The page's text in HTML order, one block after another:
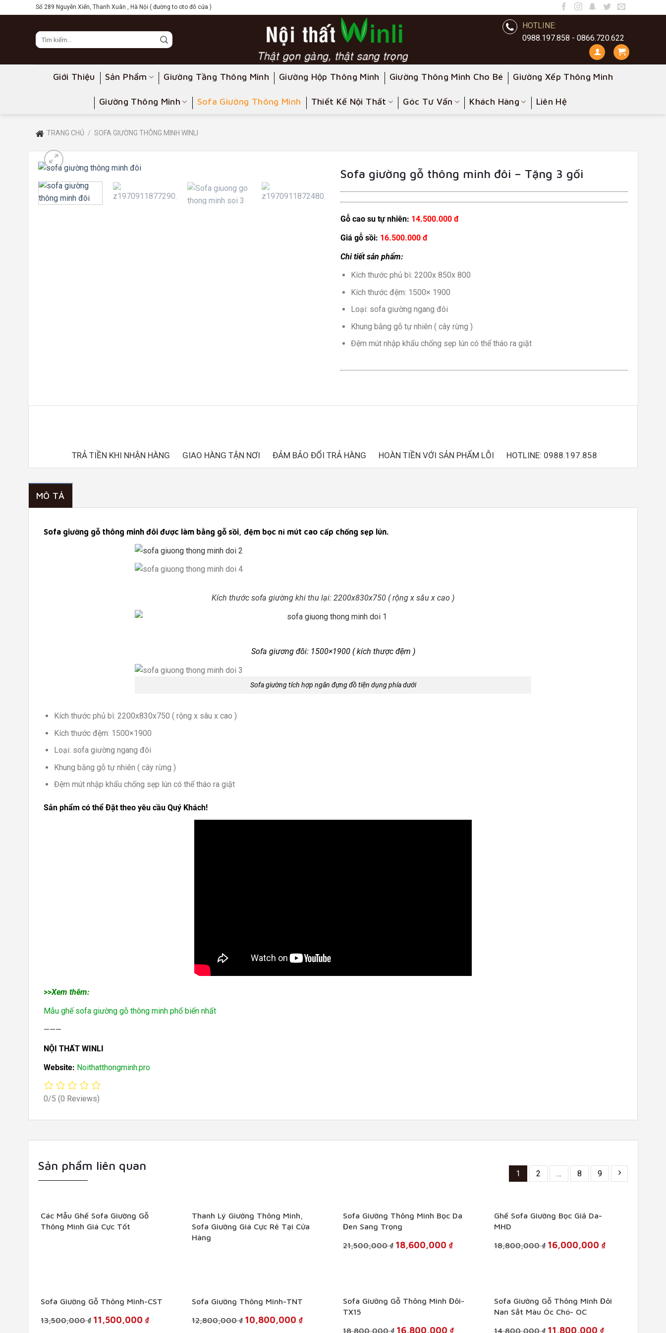
to
Số 289 Nguyễn Xiển, Thanh Xuân , Hà Nội ( đường to oto đỗ cửa )
HOTLINE:
0988.197.858 - 0866.720.622
Giới Thiệu Sản Phẩm Giường Tầng Thông Minh Giường Hộp Thông Minh Giường Thông Minh Cho Bé Giường Xếp Thông Minh
Giường Thông Minh Sofa Giường Thông Minh Thiết Kế Nội Thất Góc Tư Vấn Khách Hàng Liên Hệ
TRANG CHỦ / SOFA GIƯỜNG THÔNG MINH WINLI
Sofa giường gỗ thông minh đôi – Tặng 3 gối
Gỗ cao su tự nhiên: 14.500.000 đ
Giá gỗ sồi: 16.500.000 đ
Chi tiết sản phẩm:
Kích thước phủ bì: 2200x 850x 800
Kích thước đệm: 1500× 1900
Loại: sofa giường ngang đôi
Khung bằng gỗ tự nhiên ( cây rừng )
Đệm mút nhập khẩu chống sẹp lún có thể tháo ra giặt
TRẢ TIỀN KHI NHẬN HÀNG GIAO HÀNG TẬN NƠI ĐẢM BẢO ĐỔI TRẢ HÀNG HOÀN TIỀN VỚI SẢN PHẨM LỖI HOTLINE: 0988.197.858
MÔ TẢ
Sofa giường gỗ thông minh đôi được làm bằng gỗ sồi, đệm bọc nỉ mút cao cấp chống sẹp lún.
Kích thước sofa giường khi thu lại: 2200x830x750 ( rộng x sâu x cao )
Sofa giương đôi: 1500×1900 ( kích thược đệm )
Sofa giường tích hợp ngăn đựng đồ tiện dụng phía dưới
Kích thước phủ bì: 2200x830x750 ( rộng x sâu x cao )
Kích thước đệm: 1500×1900
Loại: sofa giường ngang đôi
Khung bằng gỗ tự nhiên ( cây rừng )
Đệm mút nhập khẩu chống sẹp lún có thể tháo ra giặt
Sản phẩm có thể Đặt theo yêu cầu Quý Khách!
>>Xem thêm:
Mẫu ghế sofa giường gỗ thông minh phổ biến nhất
———
NỘI THẤT WINLI
Website: Noithatthongminh.pro
0/5 (0 Reviews)
Sản phẩm liên quan
1 2 … 8 9
Các Mẫu Ghế Sofa Giường Gỗ
Thông Minh Giá Cực Tốt
Thanh Lý Giường Thông Minh,
Sofa Giường Giá Cực Rẻ Tại Cửa
Hàng
Sofa Giường Thông Minh Bọc Da
Đen Sang Trọng
21,500,000₫ Original
price
18,600,000 ₫Current
Ghế Sofa Giường Bọc Giả Da-
MHD
18,800,000₫ Original
price
16,000,000 ₫Current
Sofa Giường Gỗ Thông Minh-CST
13,500,000₫ Original
price
11,500,000 ₫Current
Sofa Giường Thông Minh-TNT
12,800,000₫ Original
price
10,800,000 ₫Current
Sofa Giường Gỗ Thông Minh Đôi-
TX15
18,800,000₫ Original
16,800,000 ₫Current
Sofa Giường Gỗ Thông Minh Đôi
Nan Sắt Màu Óc Chó- OC
14,800,000₫ Original
11,800,000 ₫Current